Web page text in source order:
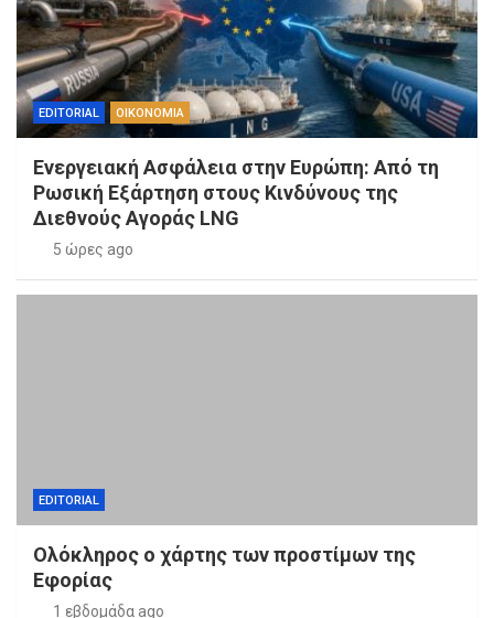
EDITORIAL ΟΙΚΟΝΟΜΙΑ
Ενεργειακή Ασφάλεια στην Ευρώπη: Από τη
Ρωσική Εξάρτηση στους Κινδύνους της
Διεθνούς Αγοράς LNG
5 ώρες ago
EDITORIAL
Ολόκληρος ο χάρτης των προστίμων της
Εφορίας
1 εβδομάδα ago